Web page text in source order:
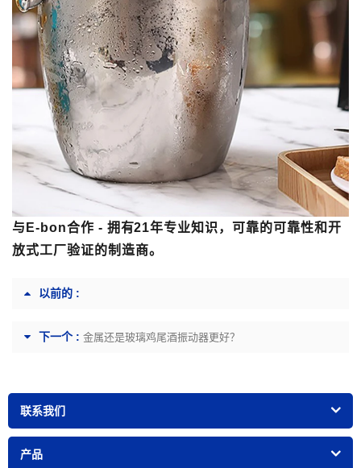
与E-bon合作 - 拥有21年专业知识，可靠的可靠性和开
放式工厂验证的制造商。
以前的 :
下一个 : 金属还是玻璃鸡尾酒振动器更好？
联系我们
产品